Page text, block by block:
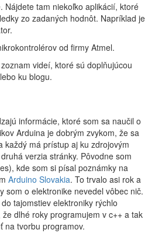
Nájdete tam niekoľko aplikácií, ktoré
zo zadaných hodnôt. Napríklad je
od firmy Atmel.
videí, ktoré sú doplňujúcou
ku blogu.
informácie, ktoré som sa naučil o
Arduina je dobrým zvykom, že sa
každý má prístup aj ku zdrojovým
verzia stránky. Pôvodne som
kde som si písal poznámky na
Arduino Slovakia. To trvalo asi rok a
som o elektronike nevedel vôbec nič.
tajomstiev elektroniky rýchlo
dlhé roky programujem v c++ a tak
na tvorbu programov.